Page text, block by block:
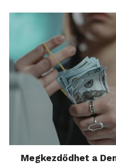
Megkezdődhet a